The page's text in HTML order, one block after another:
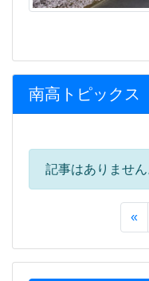
南高トピックス
記事はありません
«